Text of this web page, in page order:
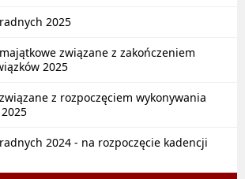
2025
związane z zakończeniem
2025
z rozpoczęciem wykonywania
2024 - na rozpoczęcie kadencji